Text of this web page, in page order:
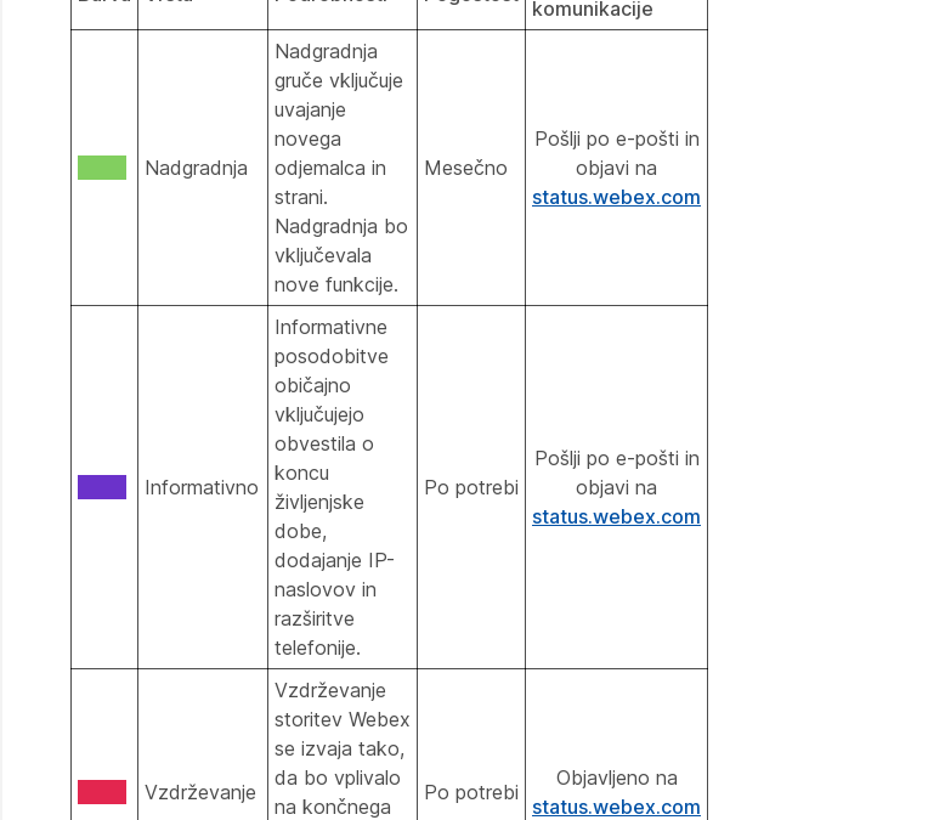
komunikacije
Nadgradnja
Nadgradnja
gruče vključuje
uvajanje
novega
odjemalca in
strani.
Nadgradnja bo
vključevala
nove funkcije.
Mesečno
Pošlji po e-pošti in
objavi na
status.webex.com
Informativno
Informativne
posodobitve
običajno
vključujejo
obvestila o
koncu
življenjske
dobe,
dodajanje IP-
naslovov in
razširitve
telefonije.
Po potrebi
Pošlji po e-pošti in
objavi na
status.webex.com
Vzdrževanje
Vzdrževanje
storitev Webex
se izvaja tako,
da bo vplivalo
na končnega
Po potrebi
Objavljeno na
status.webex.com